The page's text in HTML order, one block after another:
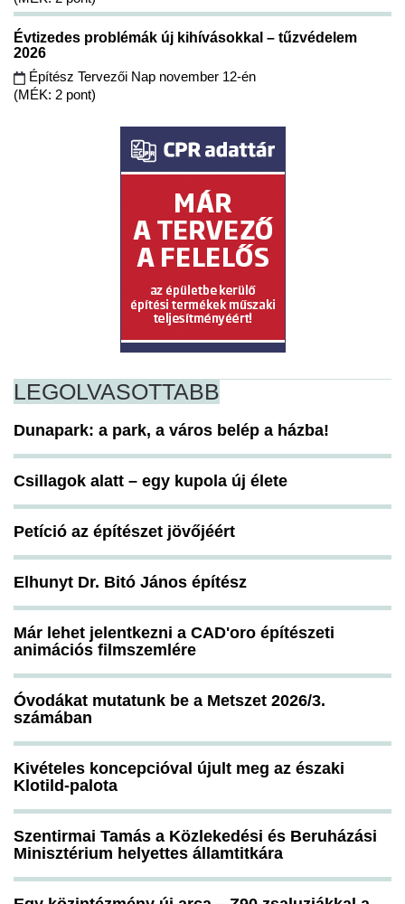
Évtizedes problémák új kihívásokkal – tűzvédelem
2026
Építész Tervezői Nap november 12-én
(MÉK: 2 pont)
LEGOLVASOTTABB
Dunapark: a park, a város belép a házba!
Csillagok alatt – egy kupola új élete
Petíció az építészet jövőjéért
Elhunyt Dr. Bitó János építész
Már lehet jelentkezni a CAD'oro építészeti
animációs filmszemlére
Óvodákat mutatunk be a Metszet 2026/3.
számában
Kivételes koncepcióval újult meg az északi
Klotild-palota
Szentirmai Tamás a Közlekedési és Beruházási
Minisztérium helyettes államtitkára